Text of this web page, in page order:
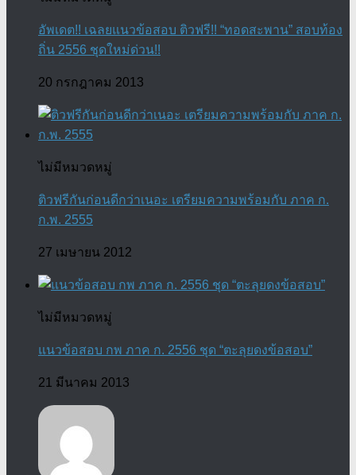
อัพเดต!! เฉลยแนวข้อสอบ ติวฟรี!! “ทอดสะพาน” สอบท้อง
ถิ่น 2556 ชุดใหม่ด่วน!!
20 กรกฎาคม 2013
ไม่มีหมวดหมู่
ติวฟรีกันก่อนดีกว่าเนอะ เตรียมความพร้อมกับ ภาค ก.
ก.พ. 2555
27 เมษายน 2012
ไม่มีหมวดหมู่
แนวข้อสอบ กพ ภาค ก. 2556 ชุด “ตะลุยดงข้อสอบ”
21 มีนาคม 2013